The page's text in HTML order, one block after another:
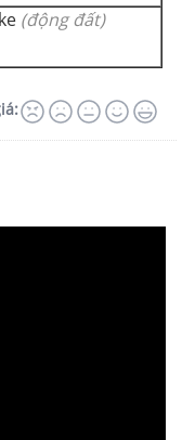
(động đất)